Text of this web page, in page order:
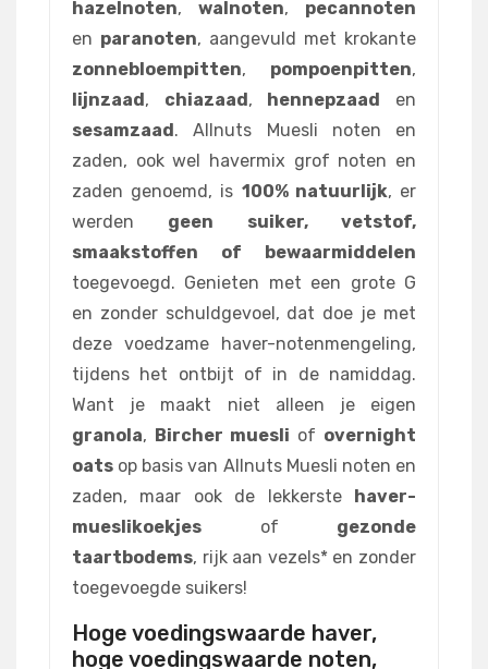
hazelnoten, walnoten, pecannoten
en paranoten, aangevuld met krokante
zonnebloempitten, pompoenpitten,
lijnzaad, chiazaad, hennepzaad en
sesamzaad. Allnuts Muesli noten en
zaden, ook wel havermix grof noten en
zaden genoemd, is 100% natuurlijk, er
werden geen suiker, vetstof,
smaakstoffen of bewaarmiddelen
toegevoegd. Genieten met een grote G
en zonder schuldgevoel, dat doe je met
deze voedzame haver-notenmengeling,
tijdens het ontbijt of in de namiddag.
Want je maakt niet alleen je eigen
granola, Bircher muesli of overnight
oats op basis van Allnuts Muesli noten en
zaden, maar ook de lekkerste haver-
mueslikoekjes of gezonde
taartbodems, rijk aan vezels* en zonder
toegevoegde suikers!
Hoge voedingswaarde haver,
hoge voedingswaarde noten,